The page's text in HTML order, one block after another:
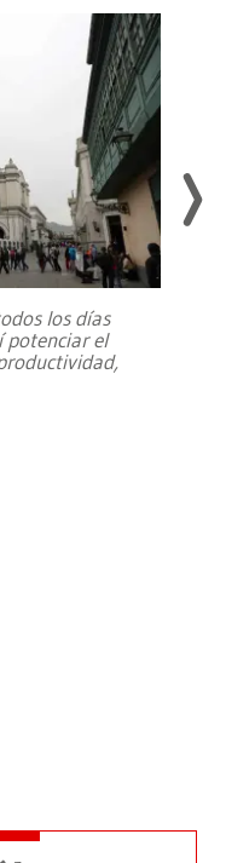
los días
potenciar el